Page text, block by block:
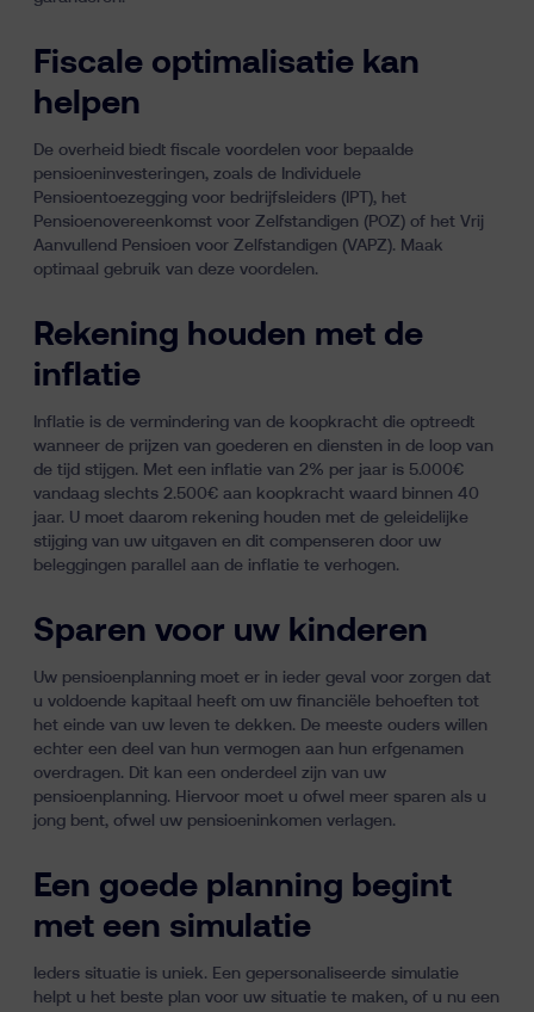
Fiscale optimalisatie kan
helpen
De overheid biedt fiscale voordelen voor bepaalde
pensioeninvesteringen, zoals de
Individuele
Pensioentoezegging voor bedrijfsleiders (IPT), het
Pensioenovereenkomst voor Zelfstandigen (POZ) of het Vrij
Aanvullend Pensioen voor Zelfstandigen (VAPZ). Maak
optimaal gebruik van deze voordelen.
Rekening houden met de
inflatie
Inflatie is de vermindering van de koopkracht die optreedt
wanneer de prijzen van goederen en diensten in de loop van
de tijd stijgen. Met een inflatie van 2% per jaar is 5.000€
vandaag slechts 2.500€ aan koopkracht waard binnen 40
jaar. U moet daarom rekening houden met de geleidelijke
stijging van uw uitgaven en dit compenseren door uw
beleggingen parallel aan de inflatie te verhogen.
Sparen voor uw kinderen
Uw pensioenplanning moet er in ieder geval voor zorgen dat
u voldoende kapitaal heeft om uw financiële behoeften tot
het einde van uw leven te dekken. De meeste ouders willen
echter een deel van hun vermogen aan hun erfgenamen
overdragen. Dit kan een onderdeel zijn van uw
pensioenplanning. Hiervoor moet u ofwel meer sparen als u
jong bent, ofwel uw pensioeninkomen verlagen.
Een goede planning begint
met een simulatie
Ieders situatie is uniek. Een gepersonaliseerde simulatie
helpt u het beste plan voor uw situatie te maken, of u nu een